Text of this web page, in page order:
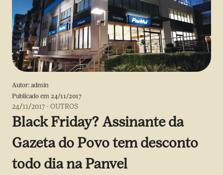
Autor: admin
Publicado em 24/11/2017
24/11/2017 -OUTROS
Black Friday? Assinante da
Gazeta do Povo tem desconto
todo dia na Panvel